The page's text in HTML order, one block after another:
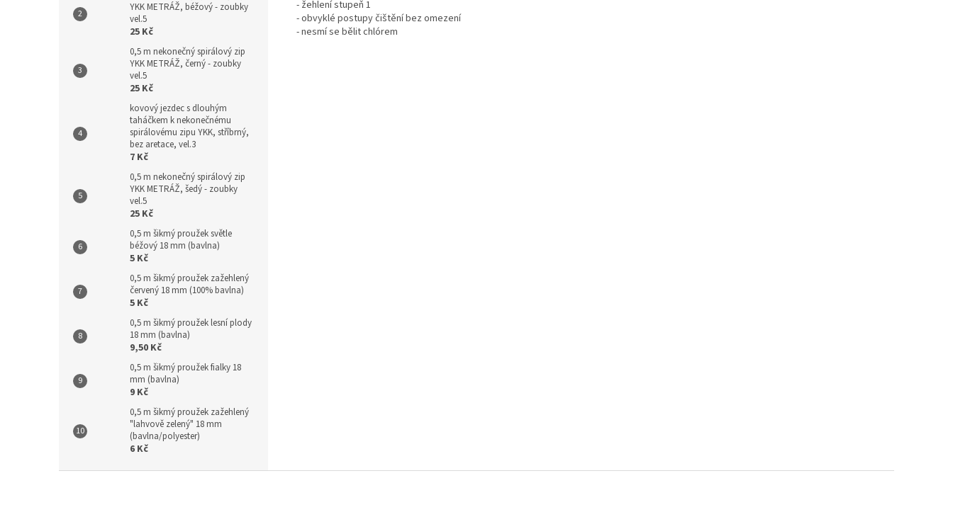
YKK METRÁŽ, béžový - zoubky
vel.5
25 Kč
0,5 m nekonečný spirálový zip
YKK METRÁŽ, černý - zoubky
vel.5
25 Kč
kovový jezdec s dlouhým
taháčkem k nekonečnému
spirálovému zipu YKK, stříbrný,
bez aretace, vel.3
7 Kč
0,5 m nekonečný spirálový zip
YKK METRÁŽ, šedý - zoubky
vel.5
25 Kč
0,5 m šikmý proužek světle
béžový 18 mm (bavlna)
5 Kč
0,5 m šikmý proužek zažehlený
červený 18 mm (100% bavlna)
5 Kč
0,5 m šikmý proužek lesní plody
18 mm (bavlna)
9,50 Kč
0,5 m šikmý proužek fialky 18
mm (bavlna)
9 Kč
0,5 m šikmý proužek zažehlený
"lahvově zelený" 18 mm
(bavlna/polyester)
6 Kč
- žehlení stupeň 1
- obvyklé postupy čištění bez omezení
- nesmí se bělit chlórem